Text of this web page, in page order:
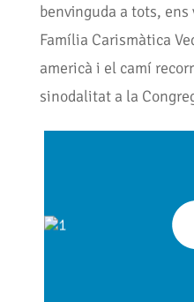
benvinguda a tots, ens
Família Carismàtica
americà i el camí
sinodalitat a la